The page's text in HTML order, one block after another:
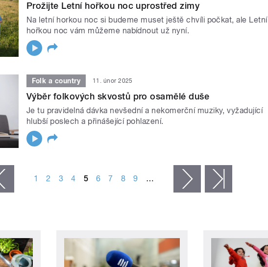
Prožijte Letní hořkou noc uprostřed zimy
Na letní horkou noc si budeme muset ještě chvíli počkat, ale Letní
hořkou noc vám můžeme nabídnout už nyní.
Folk a country 11. únor 2025
Výběr folkových skvostů pro osamělé duše
Je tu pravidelná dávka nevšední a nekomerční muziky, vyžadující
hlubší poslech a přinášející pohlazení.
1 2 3 4 5 6 7 8 9 … následující ›